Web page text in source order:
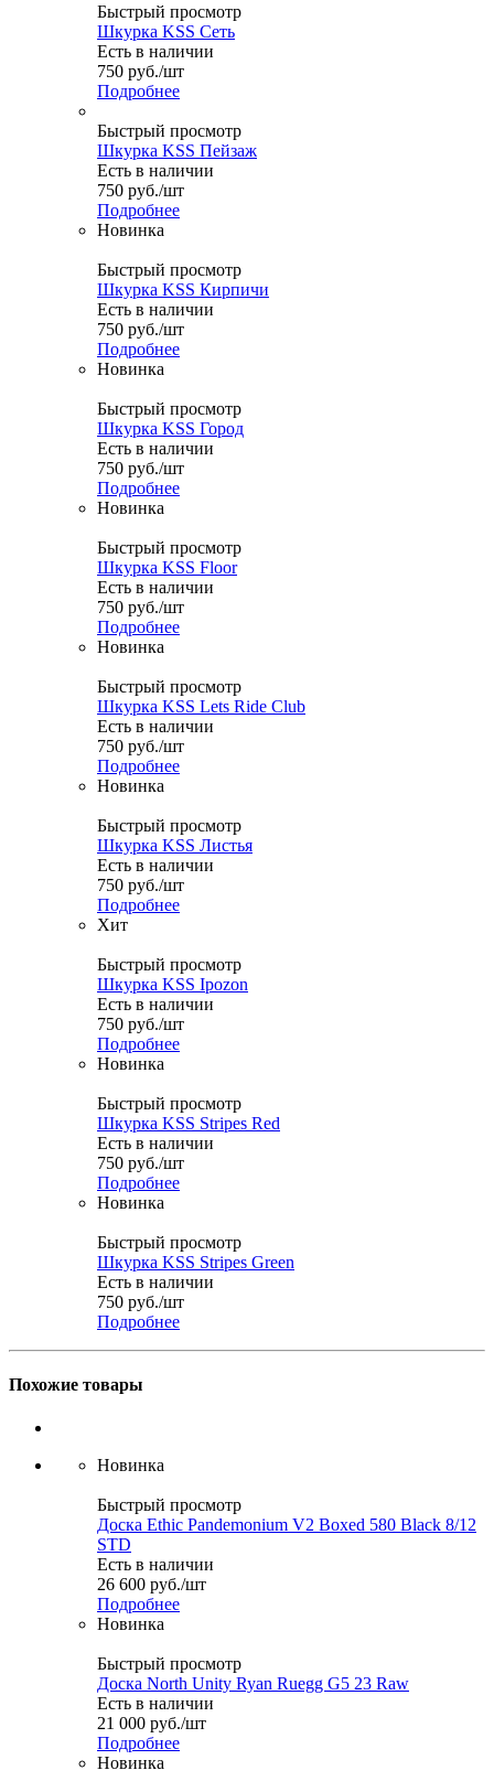
Быстрый просмотр
Шкурка KSS Сеть
Есть в наличии
750 руб./шт
Подробнее
Быстрый просмотр
Шкурка KSS Пейзаж
Есть в наличии
750 руб./шт
Подробнее
Новинка
Быстрый просмотр
Шкурка KSS Кирпичи
Есть в наличии
750 руб./шт
Подробнее
Новинка
Быстрый просмотр
Шкурка KSS Город
Есть в наличии
750 руб./шт
Подробнее
Новинка
Быстрый просмотр
Шкурка KSS Floor
Есть в наличии
750 руб./шт
Подробнее
Новинка
Быстрый просмотр
Шкурка KSS Lets Ride Club
Есть в наличии
750 руб./шт
Подробнее
Новинка
Быстрый просмотр
Шкурка KSS Листья
Есть в наличии
750 руб./шт
Подробнее
Хит
Быстрый просмотр
Шкурка KSS Ipozon
Есть в наличии
750 руб./шт
Подробнее
Новинка
Быстрый просмотр
Шкурка KSS Stripes Red
Есть в наличии
750 руб./шт
Подробнее
Новинка
Быстрый просмотр
Шкурка KSS Stripes Green
Есть в наличии
750 руб./шт
Подробнее
Похожие товары
Новинка
Быстрый просмотр
Доска Ethic Pandemonium V2 Boxed 580 Black 8/12
STD
Есть в наличии
26 600 руб./шт
Подробнее
Новинка
Быстрый просмотр
Доска North Unity Ryan Ruegg G5 23 Raw
Есть в наличии
21 000 руб./шт
Подробнее
Новинка